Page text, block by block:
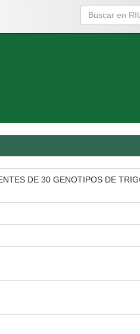
DE 30 GENOTIPOS DE